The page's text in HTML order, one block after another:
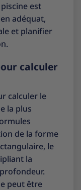
est
adéquat,
et planifier
calculer
calculer le
la plus
de la forme
le
la
peut être